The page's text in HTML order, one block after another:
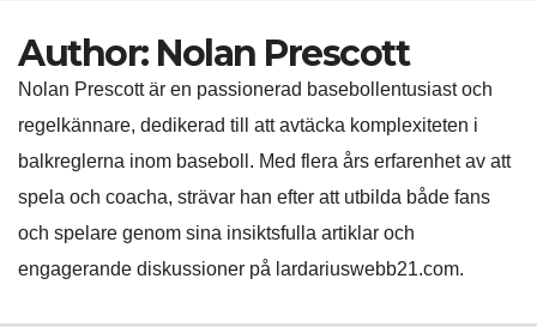
Author: Nolan Prescott
Nolan Prescott är en passionerad basebollentusiast och
regelkännare, dedikerad till att avtäcka komplexiteten i
balkreglerna inom baseboll. Med flera års erfarenhet av att
spela och coacha, strävar han efter att utbilda både fans
och spelare genom sina insiktsfulla artiklar och
engagerande diskussioner på lardariuswebb21.com.